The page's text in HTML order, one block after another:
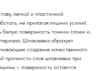
легкой и пластичной
не прилагая лишних усилий.
белую поверхность тонким слоем и,
Шпаклевка образует
создание качественного
прочности слоя шпаклевки при
– поверхность остается